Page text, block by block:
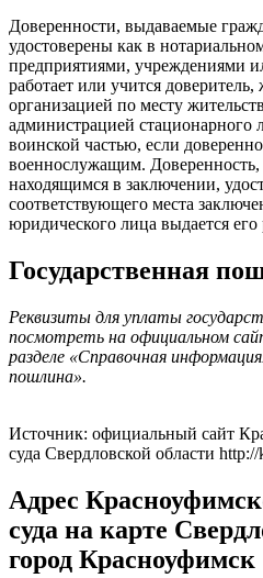
Доверенности, выдаваемые
удостоверены как в
предприятиями, учреждениями
работает или учится
организацией по месту
администрацией стационарного
воинской частью, если
военнослужащим.
находящимся в заключении,
соответствующего места
юридического лица выдается его
Государственная
Реквизиты для уплаты
посмотреть на официальном
разделе «Справочная
пошлина».
Источник: официальный сайт
суда Свердловской области
Адрес
суда на карте
город Красноуфимск